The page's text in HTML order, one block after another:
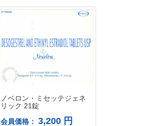
ノベロン・ミセッテジェネ
リック 21錠
会員価格： 3,200 円